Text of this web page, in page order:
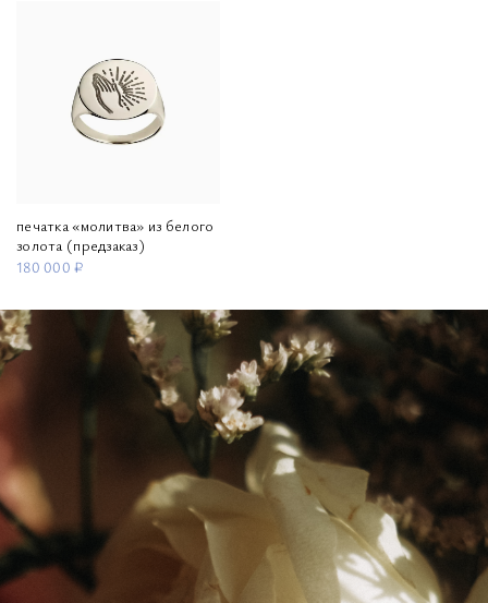
печатка «молитва» из белого
золота (предзаказ)
180 000 ₽